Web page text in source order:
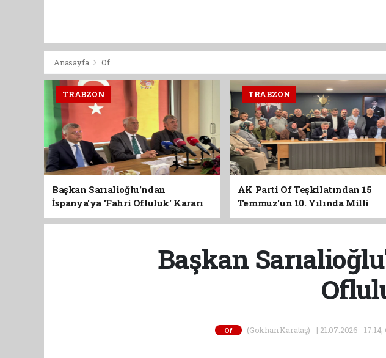
Anasayfa Of
TRABZON
Başkan Sarıalioğlu'ndan
İspanya'ya 'Fahri Ofluluk' Kararı
TRABZON
AK Parti Of Teşkilatından 15
Temmuz'un 10. Yılında Milli
Birlik Vurgusu
Başkan
Of (Gökhan Karataş) - | 21.07.2026 -